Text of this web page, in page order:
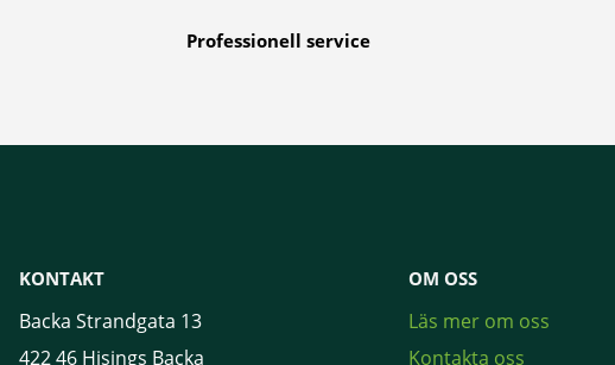
Professionell service
KONTAKT
Backa Strandgata 13
422 46 Hisings Backa
OM OSS
Läs mer om oss
Kontakta oss